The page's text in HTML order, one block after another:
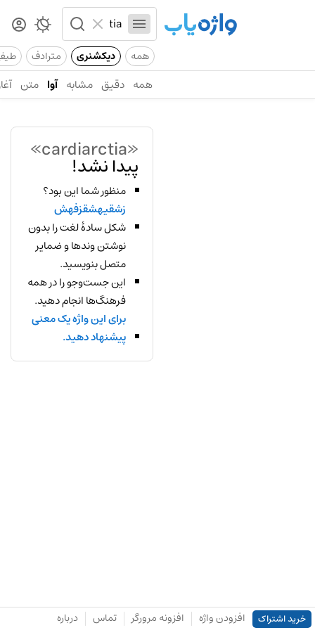
همه دیکشنری مترادف
همه دقیق مشابه آوا متن
«cardiarctia»
پیدا نشد!
منظور شما این بود؟
زشقیهشقزفهش
شکل سادهٔ لغت را بدون
نوشتن وندها و ضمایر
متصل بنویسید.
این جست‌وجو را در همه
فرهنگ‌ها انجام دهید.
برای این واژه یک معنی
پیشنهاد دهید.
خرید اشتراک افزودن واژه افزونه مرورگر تماس درباره